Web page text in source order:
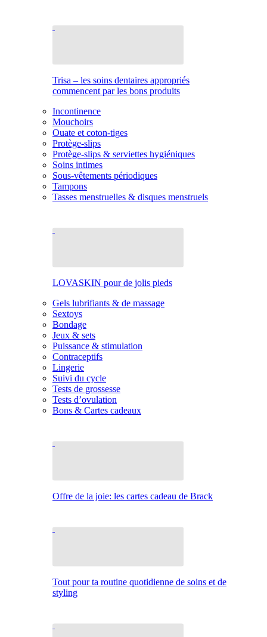
Trisa – les soins dentaires appropriés
commencent par les bons produits
Incontinence
Mouchoirs
Ouate et coton-tiges
Protège-slips
Protège-slips & serviettes hygiéniques
Soins intimes
Sous-vêtements périodiques
Tampons
Tasses menstruelles & disques menstruels
LOVASKIN pour de jolis pieds
Gels lubrifiants & de massage
Sextoys
Bondage
Jeux & sets
Puissance & stimulation
Contraceptifs
Lingerie
Suivi du cycle
Tests de grossesse
Tests d’ovulation
Bons & Cartes cadeaux
Offre de la joie: les cartes cadeau de Brack
Tout pour ta routine quotidienne de soins et de
styling